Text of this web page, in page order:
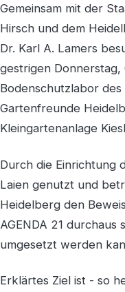
Gemeinsam mit der
Hirsch und dem
Dr. Karl A. Lamers
gestrigen Donnerstag,
Bodenschutzlabor
Gartenfreunde
Kleingartenanlage
Durch die Einrichtung
Laien genutzt und
Heidelberg den
AGENDA 21 durchaus
umgesetzt werden
Erklärtes Ziel ist - so